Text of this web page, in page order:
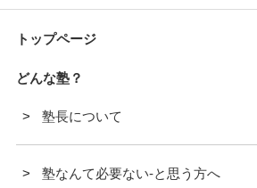
トップページ
どんな塾？
塾長について
塾なんて必要ない-と思う方へ